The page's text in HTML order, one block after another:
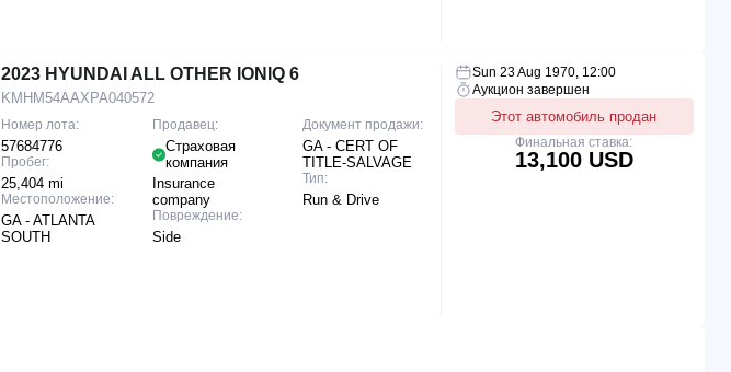
2023 HYUNDAI ALL OTHER IONIQ 6
KMHM54AAXPA040572
Номер лота:
57684776
Пробег:
25,404 mi
Местоположение:
GA - ATLANTA
SOUTH
Продавец:
Страховая
компания
Insurance
company
Повреждение:
Side
Документ продажи:
GA - CERT OF
TITLE-SALVAGE
Тип:
Run & Drive
Sun 23 Aug 1970, 12:00
Аукцион завершен
Этот автомобиль продан
Финальная ставка:
13,100 USD